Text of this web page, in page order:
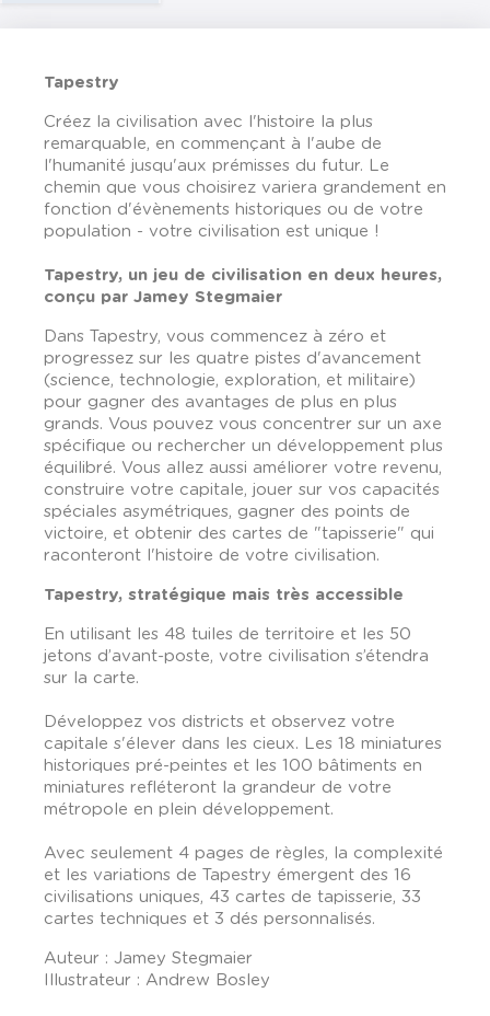
Tapestry
Créez la civilisation avec l'histoire la plus
remarquable, en commençant à l'aube de
l'humanité jusqu'aux prémisses du futur. Le
chemin que vous choisirez variera grandement en
fonction d'évènements historiques ou de votre
population - votre civilisation est unique !
Tapestry, un jeu de civilisation en deux heures,
conçu par Jamey Stegmaier
Dans Tapestry, vous commencez à zéro et
progressez sur les quatre pistes d'avancement
(science, technologie, exploration, et militaire)
pour gagner des avantages de plus en plus
grands. Vous pouvez vous concentrer sur un axe
spécifique ou rechercher un développement plus
équilibré. Vous allez aussi améliorer votre revenu,
construire votre capitale, jouer sur vos capacités
spéciales asymétriques, gagner des points de
victoire, et obtenir des cartes de "tapisserie" qui
raconteront l'histoire de votre civilisation.
Tapestry, stratégique mais très accessible
En utilisant les 48 tuiles de territoire et les 50
jetons d’avant-poste, votre civilisation s’étendra
sur la carte.
Développez vos districts et observez votre
capitale s'élever dans les cieux. Les 18 miniatures
historiques pré-peintes et les 100 bâtiments en
miniatures refléteront la grandeur de votre
métropole en plein développement.
Avec seulement 4 pages de règles, la complexité
et les variations de Tapestry émergent des 16
civilisations uniques, 43 cartes de tapisserie, 33
cartes techniques et 3 dés personnalisés.
Auteur : Jamey Stegmaier
Illustrateur : Andrew Bosley